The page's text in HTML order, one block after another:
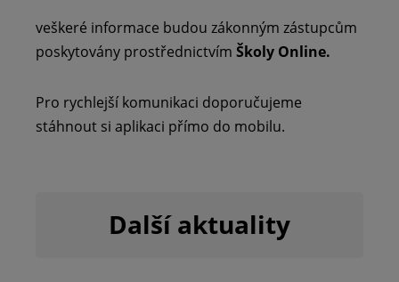
veškeré informace budou zákonným zástupcům
poskytovány prostřednictvím Školy Online.
Pro rychlejší komunikaci doporučujeme
stáhnout si aplikaci přímo do mobilu.
Další aktuality